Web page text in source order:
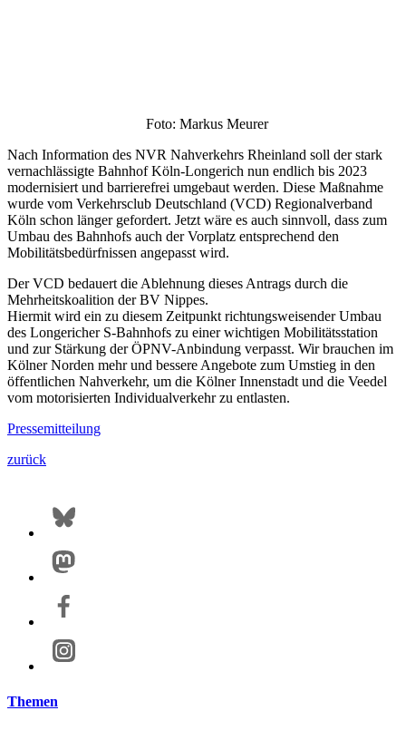
Foto: Markus Meurer
Nach Information des NVR Nahverkehrs Rheinland soll der stark
vernachlässigte Bahnhof Köln-Longerich nun endlich bis 2023
modernisiert und barrierefrei umgebaut werden. Diese Maßnahme
wurde vom Verkehrsclub Deutschland (VCD) Regionalverband
Köln schon länger gefordert. Jetzt wäre es auch sinnvoll, dass zum
Umbau des Bahnhofs auch der Vorplatz entsprechend den
Mobilitätsbedürfnissen angepasst wird.
Der VCD bedauert die Ablehnung dieses Antrags durch die
Mehrheitskoalition der BV Nippes.
Hiermit wird ein zu diesem Zeitpunkt richtungsweisender Umbau
des Longericher S-Bahnhofs zu einer wichtigen Mobilitätsstation
und zur Stärkung der ÖPNV-Anbindung verpasst. Wir brauchen im
Kölner Norden mehr und bessere Angebote zum Umstieg in den
öffentlichen Nahverkehr, um die Kölner Innenstadt und die Veedel
vom motorisierten Individualverkehr zu entlasten.
Pressemitteilung
zurück
Themen